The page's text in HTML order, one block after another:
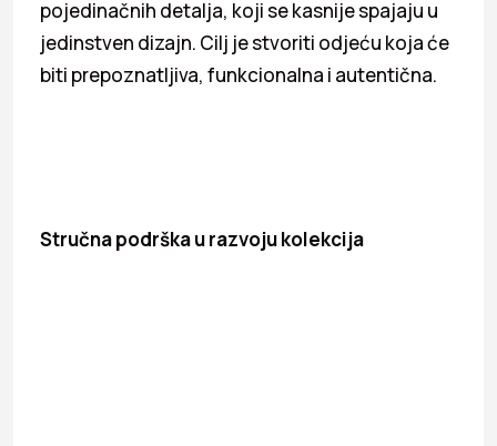
pojedinačnih detalja, koji se kasnije spajaju u
jedinstven dizajn. Cilj je stvoriti odjeću koja će
biti prepoznatljiva, funkcionalna i autentična.
Stručna podrška u razvoju kolekcija